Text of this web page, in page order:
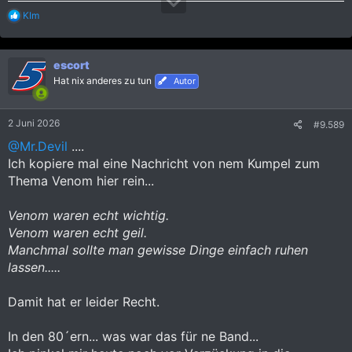
R
a
k
t
i
o
n
:
KIm
escort
Hat nix anderes zu tun Autor
2 Juni 2026 #9.589
@Mr.Devil ....
Ich kopiere mal eine Nachricht von nem Kumpel zum
Thema Venom hier rein...
Venom waren echt wichtig.
Venom waren echt geil.
Manchmal sollte man gewisse Dinge einfach ruhen
lassen.....
Damit hat er leider Recht.
In den 80´ern... was war das für ne Band...